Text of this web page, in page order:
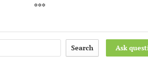
Ask
Search